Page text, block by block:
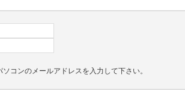
コンのメールアドレスを入力して下さい。